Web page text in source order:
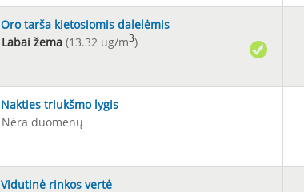
Oro tarša kietosiomis dalelėmis
Labai žema (13.32 ug/m3)
Nakties triukšmo lygis
Nėra duomenų
Vidutinė rinkos vertė